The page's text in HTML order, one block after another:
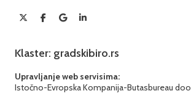
Klaster: gradskibiro.rs
Upravljanje web servisima:
Istočno-Evropska Kompanija-Butasbureau doo